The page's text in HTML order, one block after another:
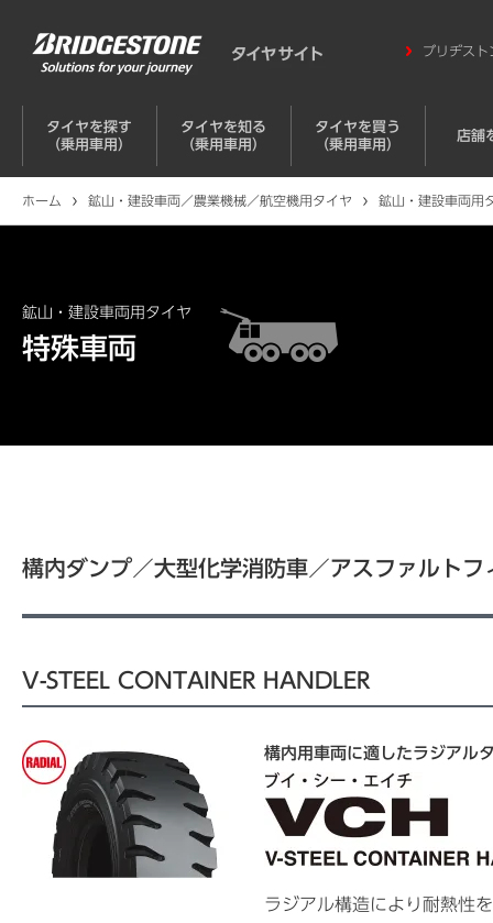
ブリヂスト
タイヤを探す
（乗用車用）
タイヤを知る
（乗用車用）
タイヤを買う
（乗用車用）
店舗
ホーム 鉱山・建設車両／農業機械／航空機用タイヤ 鉱山・建設車両用
鉱山・建設車両用タイヤ
特殊車両
構内ダンプ／大型化学消防車／アスファルトフ
V-STEEL CONTAINER HANDLER
構内用車両に適したラジアル
ラジアル構造により耐熱性